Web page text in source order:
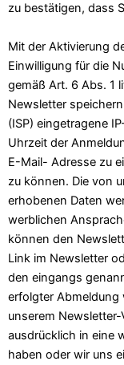
zu bestätigen, dass
Mit der Aktivierung
Einwilligung für die
gemäß Art. 6 Abs. 1
Newsletter
(ISP) eingetragene
Uhrzeit der
E-Mail- Adresse zu
zu können. Die von
erhobenen Daten
werblichen
können den
Link im Newsletter
den eingangs
erfolgter Abmeldung
unserem
ausdrücklich in eine
haben oder wir uns